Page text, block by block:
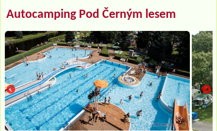
Autocamping Pod Černým lesem